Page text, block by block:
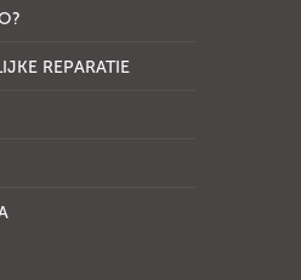
REPARATIE